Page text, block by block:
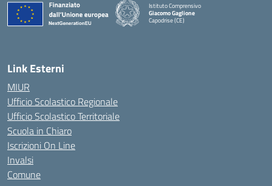
Istituto Comprensivo
Giacomo Gaglione
Capodrise (CE)
— Visita la pagina iniziale della scuola
Link Esterni
MIUR
Ufficio Scolastico Regionale
Ufficio Scolastico Territoriale
Scuola in Chiaro
Iscrizioni On Line
Invalsi
Comune